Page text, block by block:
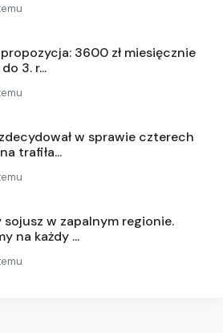
3600 zł miesięcznie
3. r...
w sprawie czterech
trafiła...
sojusz w zapalnym regionie.
na każdy ...